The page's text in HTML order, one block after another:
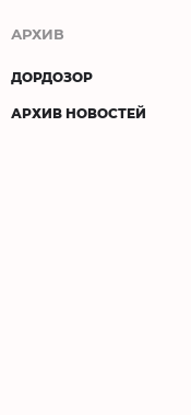
АРХИВ
ДОРДОЗОР
АРХИВ НОВОСТЕЙ